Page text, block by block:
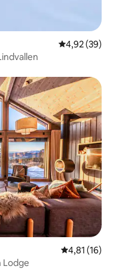
Évaluation
4,92 (39)
Évaluation
4,81 (16)
Lodge